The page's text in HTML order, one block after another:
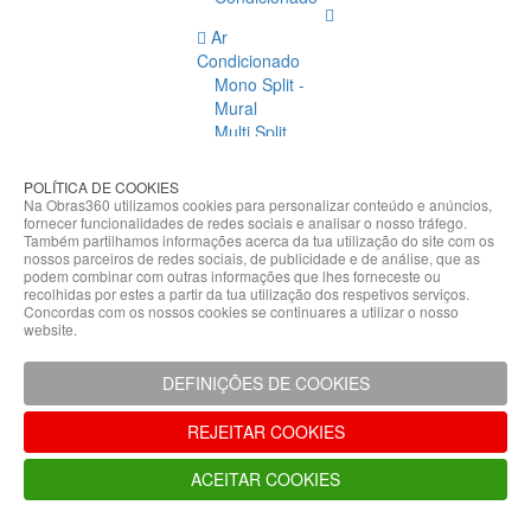
Ar
Condicionado
Mono Split -
Mural
Multi Split
Condicionado
Acessórios
Climatização
Acessórios
Climatização
Hidráulicas
Controladores
Fixações e
Acessórios
Isolamento
para
Tubagem
POLÍTICA DE COOKIES
Na Obras360 utilizamos cookies para personalizar conteúdo e anúncios,
fornecer funcionalidades de redes sociais e analisar o nosso tráfego.
Também partilhamos informações acerca da tua utilização do site com os
nossos parceiros de redes sociais, de publicidade e de análise, que as
podem combinar com outras informações que lhes forneceste ou
recolhidas por estes a partir da tua utilização dos respetivos serviços.
Concordas com os nossos cookies se continuares a utilizar o nosso
website.
DEFINIÇÕES DE COOKIES
REJEITAR COOKIES
ACEITAR COOKIES